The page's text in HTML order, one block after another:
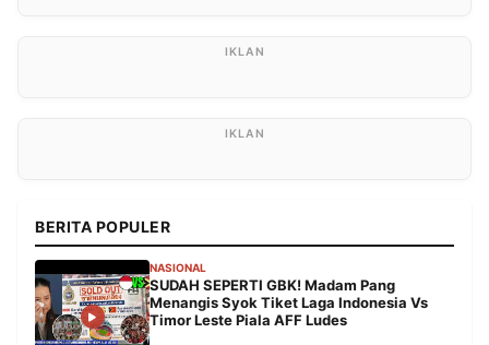
BERITA POPULER
NASIONAL
SUDAH SEPERTI GBK! Madam Pang
Menangis Syok Tiket Laga Indonesia Vs
Timor Leste Piala AFF Ludes